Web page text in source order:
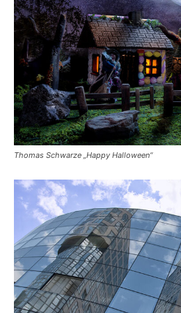
Thomas Schwarze „Happy Halloween“